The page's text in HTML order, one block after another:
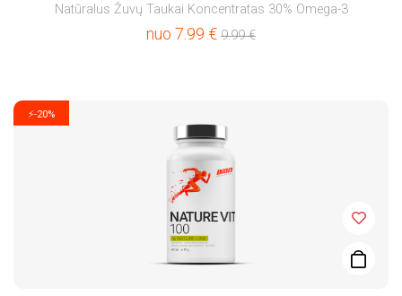
Natūralus Žuvų Taukai Koncentratas 30% Omega-3
nuo 7.99 € 9.99€
⚡-20%